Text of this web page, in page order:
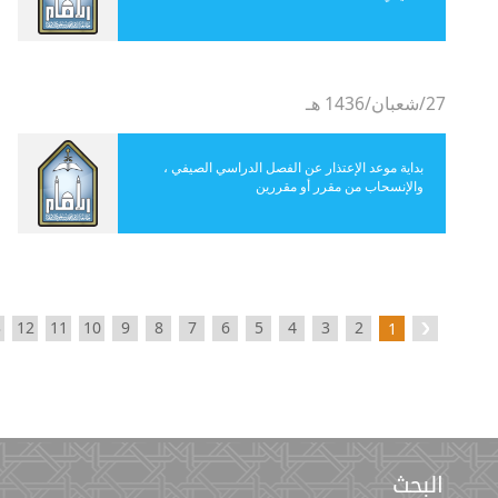
27/شعبان/1436 هـ
بداية موعد الإعتذار عن الفصل الدراسي الصيفي ،
والإنسحاب من مقرر أو مقررين
1
2
3
4
5
6
7
8
9
10
11
12
البحث